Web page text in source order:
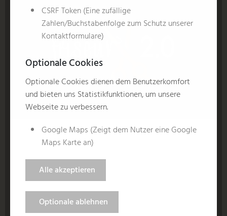
CSRF Token (Eine zufällige
Zahlen/Buchstabenfolge zum Schutz unserer
Kontaktformulare)
Optionale Cookies
Optionale Cookies dienen dem Benutzerkomfort
und bieten uns Statistikfunktionen, um unsere
Webseite zu verbessern.
Google Maps (Zeigt dem Nutzer eine Google
Maps Karte an)
Alle akzeptieren
Optionale ablehnen